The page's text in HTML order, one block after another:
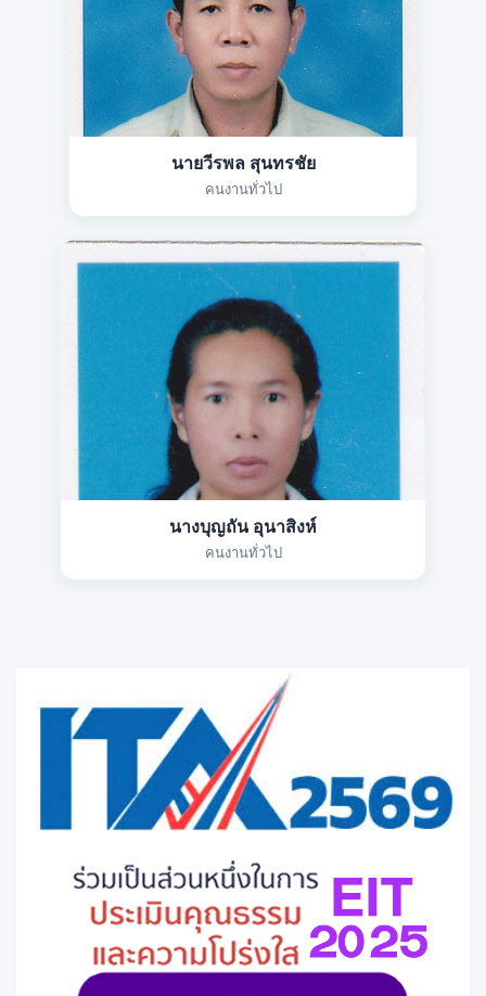
นายวีรพล สุนทรชัย
คนงานทั่วไป
นางบุญถัน อุนาสิงห์
คนงานทั่วไป